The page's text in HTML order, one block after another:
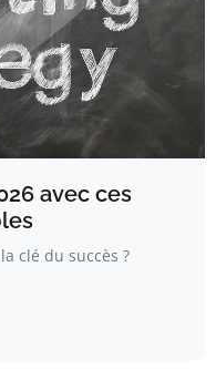
avec ces
clé du succès ?